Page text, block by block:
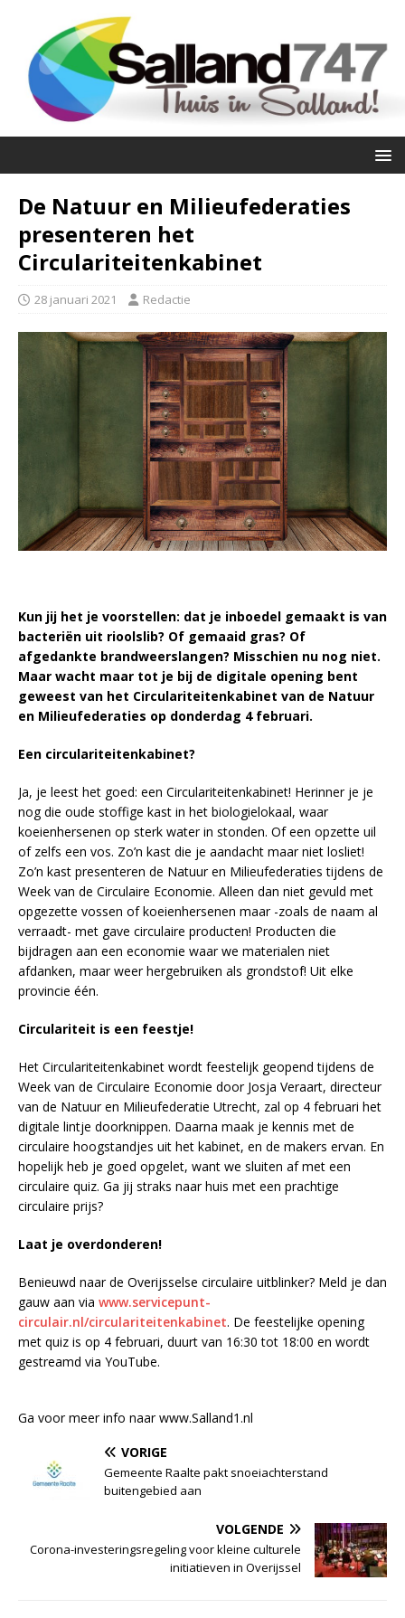
De Natuur en Milieufederaties
presenteren het
Circulariteitenkabinet
28 januari 2021 Redactie
Kun jij het je voorstellen: dat je inboedel gemaakt is van
bacteriën uit rioolslib? Of gemaaid gras? Of
afgedankte brandweerslangen? Misschien nu nog niet.
Maar wacht maar tot je bij de digitale opening bent
geweest van het Circulariteitenkabinet van de Natuur
en Milieufederaties op donderdag 4 februari.
Een circulariteitenkabinet?
Ja, je leest het goed: een Circulariteitenkabinet! Herinner je je
nog die oude stoffige kast in het biologielokaal, waar
koeienhersenen op sterk water in stonden. Of een opzette uil
of zelfs een vos. Zo’n kast die je aandacht maar niet losliet!
Zo’n kast presenteren de Natuur en Milieufederaties tijdens de
Week van de Circulaire Economie. Alleen dan niet gevuld met
opgezette vossen of koeienhersenen maar -zoals de naam al
verraadt- met gave circulaire producten! Producten die
bijdragen aan een economie waar we materialen niet
afdanken, maar weer hergebruiken als grondstof! Uit elke
provincie één.
Circulariteit is een feestje!
Het Circulariteitenkabinet wordt feestelijk geopend tijdens de
Week van de Circulaire Economie door Josja Veraart, directeur
van de Natuur en Milieufederatie Utrecht, zal op 4 februari het
digitale lintje doorknippen. Daarna maak je kennis met de
circulaire hoogstandjes uit het kabinet, en de makers ervan. En
hopelijk heb je goed opgelet, want we sluiten af met een
circulaire quiz. Ga jij straks naar huis met een prachtige
circulaire prijs?
Laat je overdonderen!
Benieuwd naar de Overijsselse circulaire uitblinker? Meld je dan
gauw aan via www.servicepunt-
circulair.nl/circulariteitenkabinet. De feestelijke opening
met quiz is op 4 februari, duurt van 16:30 tot 18:00 en wordt
gestreamd via YouTube.
Ga voor meer info naar www.Salland1.nl
VORIGE
Gemeente Raalte pakt snoeiachterstand
buitengebied aan
VOLGENDE
Corona-investeringsregeling voor kleine culturele
initiatieven in Overijssel